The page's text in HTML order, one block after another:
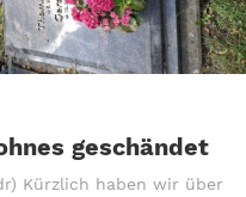
geschändet
Kürzlich haben wir über
Wohnen, Einrichten